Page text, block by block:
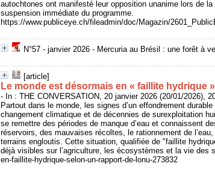
autochtones ont manifesté leur opposition unanime lors de
suspension immédiate du programme.
https://www.publiceye.ch/fileadmin/doc/Magazin/
N°57 - janvier 2026 - Mercuria au Brésil : une forêt à
[article]
Le monde est désormais en « faillite hydrique
- In : THE CONVERSATION, 20 janvier 2026 (20/01/2026),
Partout dans le monde, les signes d’un effondrement
changement climatique et de décennies de surexploitation
se remettre des périodes de manque d’eau et connaissent
réservoirs, des mauvaises récoltes, le rationnement de
terrains engloutis. Cette situation, qualifiée de "faillite
déjà visibles sur l’agriculture, les écosystèmes et la vie
en-faillite-hydrique-selon-un-rapport-de-lonu-273832